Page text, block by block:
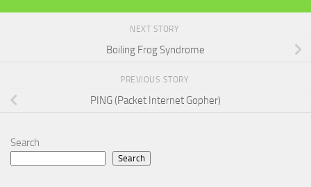
NEXT STORY
Boiling Frog Syndrome
PREVIOUS STORY
PING (Packet Internet Gopher)
Search
Search